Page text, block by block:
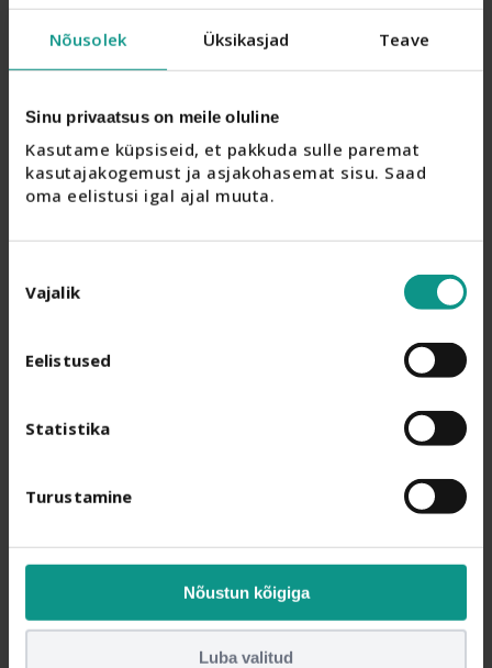
Nõusolek Üksikasjad Teave
Sinu privaatsus on meile oluline
Kasutame küpsiseid, et pakkuda sulle paremat
kasutajakogemust ja asjakohasemat sisu. Saad
oma eelistusi igal ajal muuta.
valik
Vajalik
Eelistused
Statistika
Turustamine
Nõustun kõigiga
Luba valitud